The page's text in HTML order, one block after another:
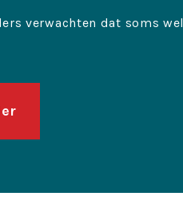
verwachten dat soms wel